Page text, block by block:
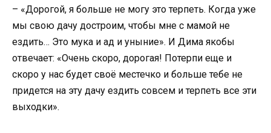
– «Дорогой, я больше не могу это терпеть. Когда уже
мы свою дачу достроим, чтобы мне с мамой не
ездить… Это мука и ад и уныние». И Дима якобы
отвечает: «Очень скоро, дорогая! Потерпи еще и
скоро у нас будет своё местечко и больше тебе не
придется на эту дачу ездить совсем и терпеть все эти
выходки».